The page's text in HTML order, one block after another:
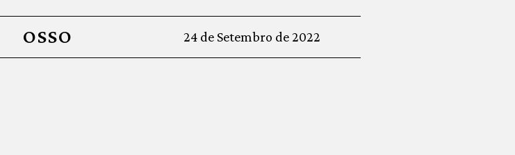
OSSO 24 de Setembro de 2022